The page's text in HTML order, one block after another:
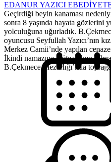
EDANUR YAZICI
Geçirdiği beyin kanaması
sonra 8 yaşında hayata gözlerini
yolculuğuna uğurladık.
oyuncusu Seyfullah Yazıcı’nın
Merkez Camii’nde yapılan
İkindi namazına müteakiben
B.Çekmece Mezarlığı’nda